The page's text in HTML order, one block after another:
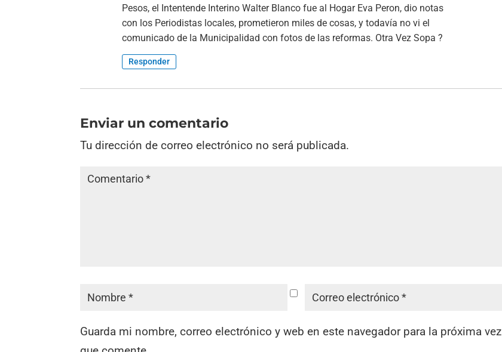
Pesos, el Intentende Interino Walter Blanco fue al Hogar Eva Peron, dio notas
con los Periodistas locales, prometieron miles de cosas, y todavía no vi el
comunicado de la Municipalidad con fotos de las reformas. Otra Vez Sopa ?
Responder
Enviar un comentario
Tu dirección de correo electrónico no será publicada.
Guarda mi nombre, correo electrónico y web en este navegador para la próxima vez